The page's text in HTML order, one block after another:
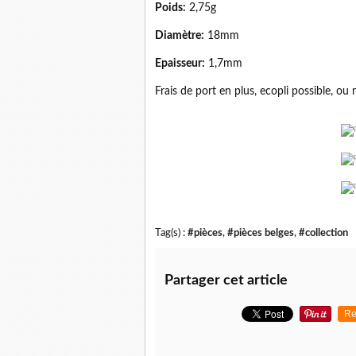
Poids: 2,75g
Diamètre: 18mm
Epaisseur: 1,7mm
Frais de port en plus, ecopli possible, ou
Tag(s) : #pièces, #pièces belges, #collection
Partager cet article